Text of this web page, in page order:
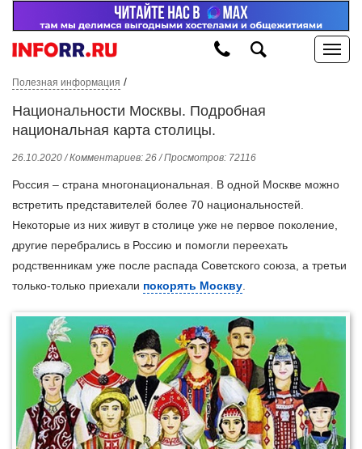
Полезная информация /
Национальности Москвы. Подробная
национальная карта столицы.
26.10.2020 / Комментариев: 26 / Просмотров: 72116
Россия – страна многонациональная. В одной Москве можно
встретить представителей более 70 национальностей.
Некоторые из них живут в столице уже не первое поколение,
другие перебрались в Россию и помогли переехать
родственникам уже после распада Советского союза, а третьи
только-только приехали покорять Москву